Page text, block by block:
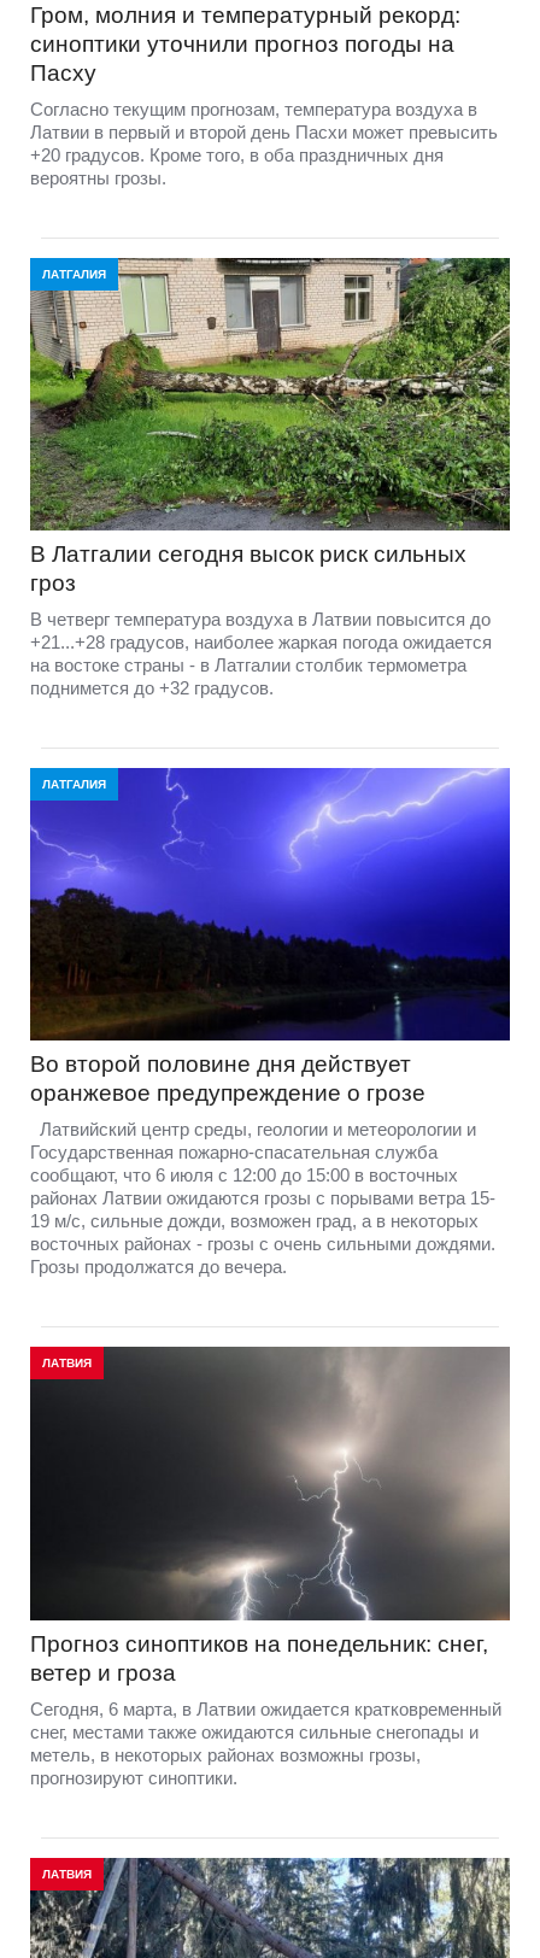
Гром, молния и температурный рекорд:
синоптики уточнили прогноз погоды на
Пасху
Согласно текущим прогнозам, температура воздуха в
Латвии в первый и второй день Пасхи может превысить
+20 градусов. Кроме того, в оба праздничных дня
вероятны грозы.
ЛАТГАЛИЯ
В Латгалии сегодня высок риск сильных
гроз
В четверг температура воздуха в Латвии повысится до
+21...+28 градусов, наиболее жаркая погода ожидается
на востоке страны - в Латгалии столбик термометра
поднимется до +32 градусов.
ЛАТГАЛИЯ
Во второй половине дня действует
оранжевое предупреждение о грозе
Латвийский центр среды, геологии и метеорологии и
Государственная пожарно-спасательная служба
сообщают, что 6 июля с 12:00 до 15:00 в восточных
районах Латвии ожидаются грозы с порывами ветра 15-
19 м/с, сильные дожди, возможен град, а в некоторых
восточных районах - грозы с очень сильными дождями.
Грозы продолжатся до вечера.
ЛАТВИЯ
Прогноз синоптиков на понедельник: снег,
ветер и гроза
Сегодня, 6 марта, в Латвии ожидается кратковременный
снег, местами также ожидаются сильные снегопады и
метель, в некоторых районах возможны грозы,
прогнозируют синоптики.
ЛАТВИЯ